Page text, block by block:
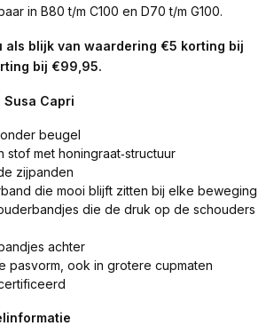
in B80 t/m C100 en D70 t/m G100.
als blijk van waardering €5 korting bij
bij €99,95.
Susa Capri
beugel
stof met honingraat‑structuur
zijpanden
die mooi blijft zitten bij elke beweging
die de druk op de schouders
achter
pasvorm, ook in grotere cupmaten